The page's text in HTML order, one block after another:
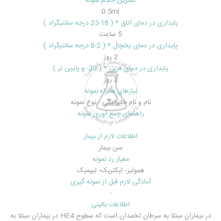
0.5ml
پایداری در دمای اتاق * ( 18-25 درجه سانتیگراد )
5 ساعت
پایداری در دمای یخچال * ( 2-8 درجه سانتیگراد )
2 روز
پایداری در دمای فریزر * ( 20- و پایین تر )
2 روز
نیازهای همراه نمونه
نام و نام خانوادگي - نوع نمونه
راهنمای جمع آوری نمونه
-
اطلاعات لازم از بیمار
سن بيمار
معیار رد نمونه
هموليز- ايکتريک- ليپميک
آمادگی لازم قبل از نمونه گیری
-
اطلاعات بالینی
در بيماران مبتلا به سرطان تخمدان است که سطوح HE4 در بيماران مبتلا به